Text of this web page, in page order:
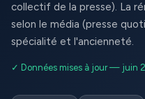
collectif de la presse). La
selon le média (presse
spécialité et l'ancienneté.
✓ Données mises à jour — juin